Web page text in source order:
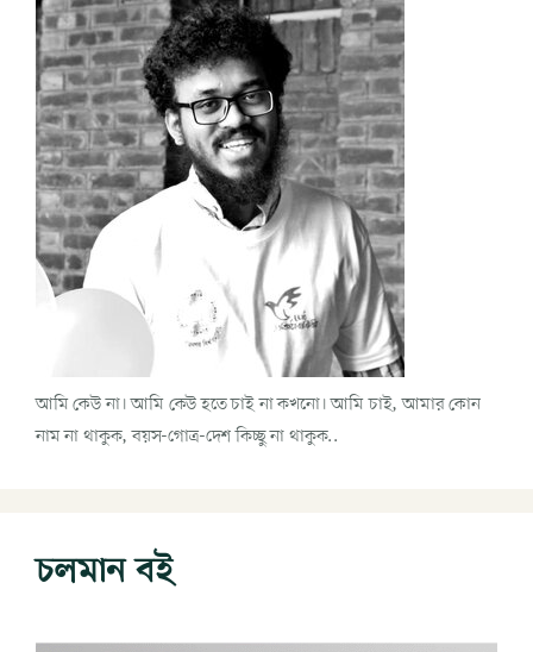
আমি কেউ না। আমি কেউ হতে চাই না কখনো। আমি চাই, আমার কোন
নাম না থাকুক, বয়স-গোত্র-দেশ কিচ্ছু না থাকুক..
চলমান বই